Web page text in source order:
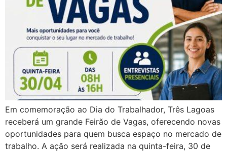
Em comemoração ao Dia do Trabalhador, Três Lagoas
receberá um grande Feirão de Vagas, oferecendo novas
oportunidades para quem busca espaço no mercado de
trabalho. A ação será realizada na quinta-feira, 30 de